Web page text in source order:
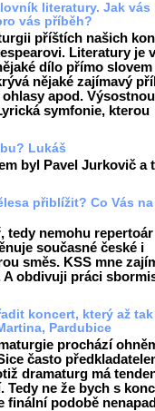
literatury. Jak vás
vás příběh?
příštích našich
Literatury je v
dílo přímo slovem
nějaké zajímavý
apod. Výsostnou
symfonie, kterou
Lukáš
byl Pavel Jurkovič a
přiblížit? Co Vás
tedy nemohu
současné české i
směs. KSS mne
A obdivuji práci
koncert, který až
Pardubice
prochází
často
dramaturg má
ne že bych s
finální podobě